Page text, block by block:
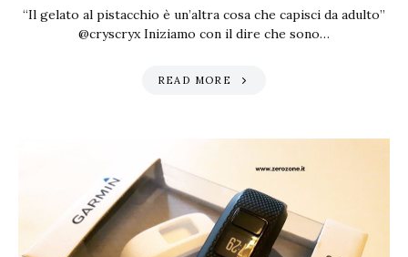
“Il gelato al pistacchio è un’altra cosa che capisci da adulto”
@cryscryx Iniziamo con il dire che sono…
READ MORE